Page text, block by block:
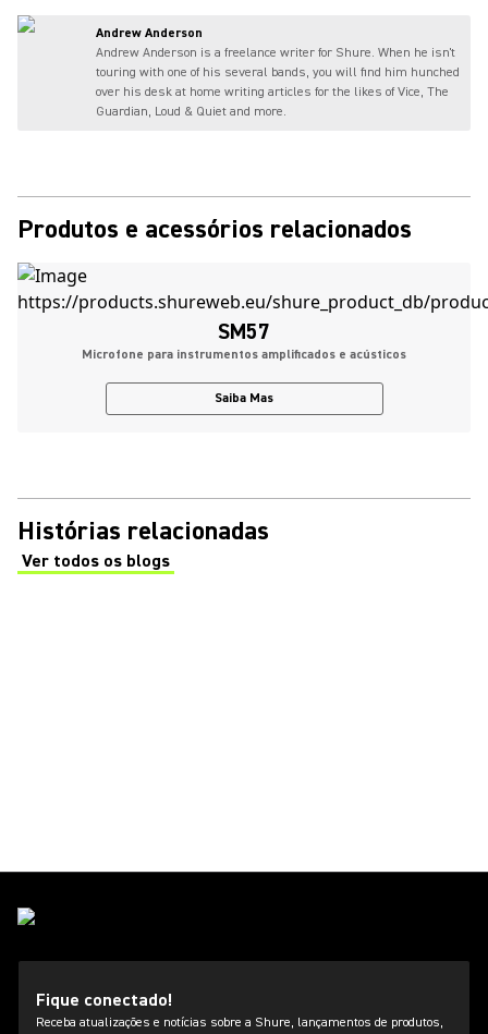
Andrew Anderson
Andrew Anderson is a freelance writer for Shure. When he isn't
touring with one of his several bands, you will find him hunched
over his desk at home writing articles for the likes of Vice, The
Guardian, Loud & Quiet and more.
Produtos e acessórios relacionados
SM57
Microfone para instrumentos amplificados e acústicos
Saiba Mas
Histórias relacionadas
Ver todos os blogs
(Opens in a new tab)
Fique conectado!
Receba atualizações e notícias sobre a Shure, lançamentos de produtos,